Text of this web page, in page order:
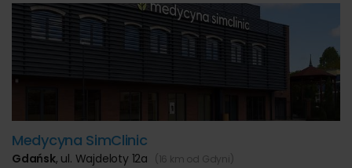
Medycyna SimClinic
Gdańsk, ul. Wajdeloty 12a (16 km od Gdyni)